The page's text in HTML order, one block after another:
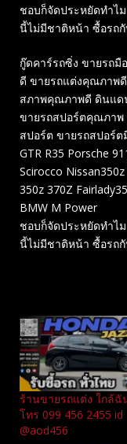
ชอบก็จัดประหยัดทำไ
นี้ไม่มีชาติหน้า ซื้อรถกั
กู๊ดคาร์รถซิ่ง ขายรถ
ดี ขายรถแต่งคุณภาพ
สภาพคุณภาพดี ดินแด
ขายรถสปอร์ตคุณภาพ
สปอร์ต ขายรถสปอร์
GTR R35 Porsche
Scirocco
350z 370Z
BMW M Power
ชอบก็จัดประหยัดทำไ
นี้ไม่มีชาติหน้า ซื้อรถกั
ร้านขายรถแต่ง ใกล้ฉั
โทร 099 456 2455 id
@aod456